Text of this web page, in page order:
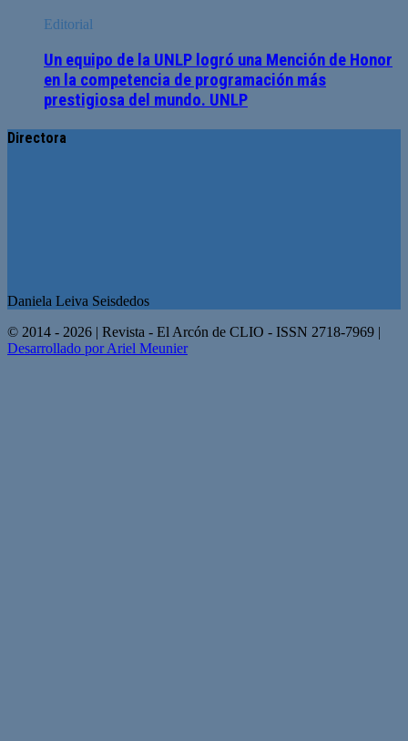
Editorial
Un equipo de la UNLP logró una Mención de Honor
en la competencia de programación más
prestigiosa del mundo. UNLP
Directora
Daniela Leiva Seisdedos
© 2014 - 2026 | Revista - El Arcón de CLIO - ISSN 2718-7969 |
Desarrollado por Ariel Meunier